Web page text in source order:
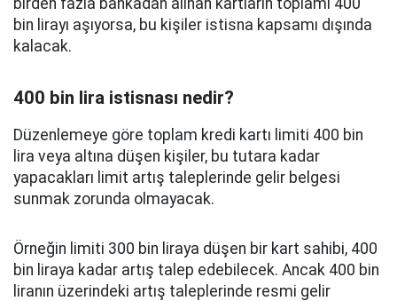
birden fazla bankadan alınan kartların toplamı 400
bin lirayı aşıyorsa, bu kişiler istisna kapsamı dışında
kalacak.
400 bin lira istisnası nedir?
Düzenlemeye göre toplam kredi kartı limiti 400 bin
lira veya altına düşen kişiler, bu tutara kadar
yapacakları limit artış taleplerinde gelir belgesi
sunmak zorunda olmayacak.
Örneğin limiti 300 bin liraya düşen bir kart sahibi, 400
bin liraya kadar artış talep edebilecek. Ancak 400 bin
liranın üzerindeki artış taleplerinde resmi gelir